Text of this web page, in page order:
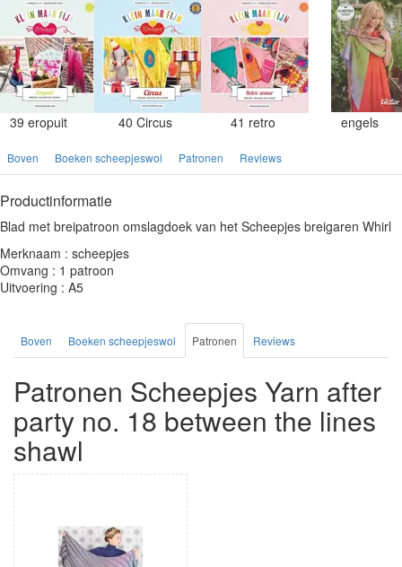
39 eropuit 40 Circus 41 retro engels
Boven Boeken scheepjeswol Patronen Reviews
Productinformatie
Blad met breipatroon omslagdoek van het Scheepjes breigaren Whirl
Merknaam : scheepjes
Omvang : 1 patroon
Uitvoering : A5
Boven Boeken scheepjeswol Patronen Reviews
Patronen Scheepjes Yarn after
party no. 18 between the lines
shawl